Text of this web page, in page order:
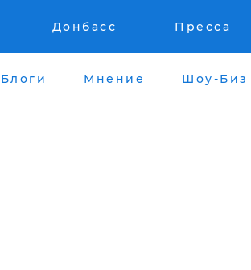
Донбасс Пресса
Блоги Мнение Шоу-Биз